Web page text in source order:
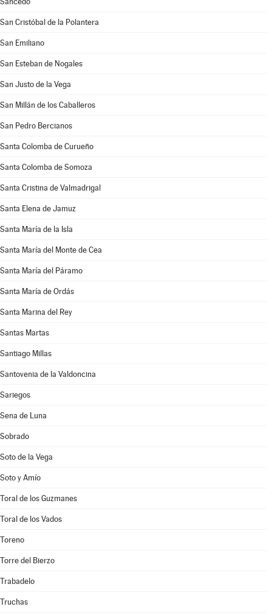
San Cristóbal de la Polantera
San Emiliano
San Esteban de Nogales
San Justo de la Vega
San Millán de los Caballeros
San Pedro Bercianos
Santa Colomba de Curueño
Santa Colomba de Somoza
Santa Cristina de Valmadrigal
Santa Elena de Jamuz
Santa María de la Isla
Santa María del Monte de Cea
Santa María del Páramo
Santa María de Ordás
Santa Marina del Rey
Santas Martas
Santiago Millas
Santovenia de la Valdoncina
Sariegos
Sena de Luna
Sobrado
Soto de la Vega
Soto y Amío
Toral de los Guzmanes
Toral de los Vados
Toreno
Torre del Bierzo
Trabadelo
Truchas